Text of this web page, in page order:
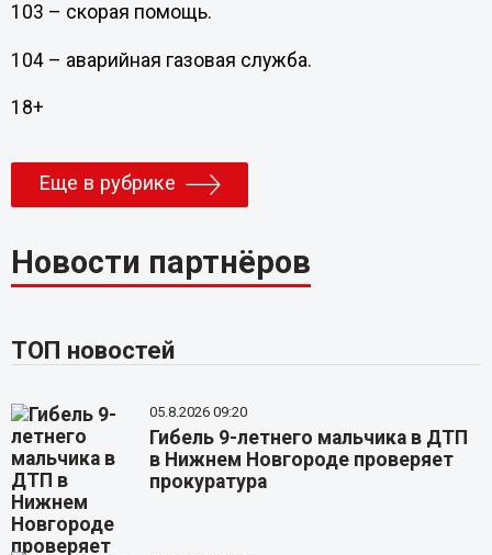
103 – скорая помощь.
104 – аварийная газовая служба.
18+
Еще в рубрике
Новости партнёров
ТОП новостей
05.8.2026 09:20
Гибель 9-летнего мальчика в ДТП
в Нижнем Новгороде проверяет
прокуратура